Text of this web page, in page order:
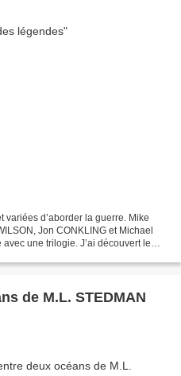
variées d’aborder la guerre. Mike
Jon CONKLING et Michael
une trilogie. J’ai découvert le
de M.L. STEDMAN